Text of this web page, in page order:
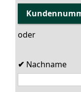
oder
Nachname